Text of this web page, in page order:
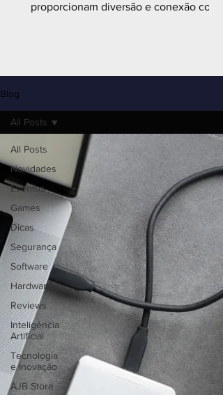
proporcionam diversão e conexão com
Blog
All Posts
Novidades
Eventos
Games
Dicas
Segurança
Software
Hardware
Reviews
Inteligência
Artificial
Tecnologia
e Inovação
AJB Store
All Posts